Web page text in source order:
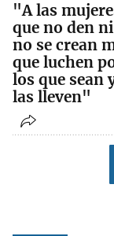
"A las
que no den
no se crean
que luchen
los que sean
las lleven"